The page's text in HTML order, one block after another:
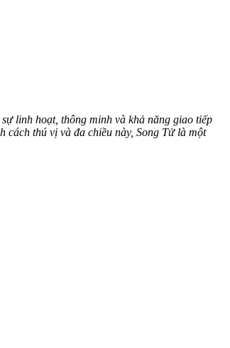
linh hoạt, thông minh và khả năng giao tiếp
thú vị và đa chiều này, Song Tử là một